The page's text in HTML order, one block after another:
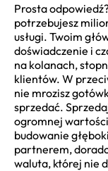
Prosta
potrzebujesz
usługi. Twoim
doświadczenie i
na kolanach,
klientów. W
nie mrozisz
sprzedać.
ogromnej
budowanie
partnerem,
waluta, której nie